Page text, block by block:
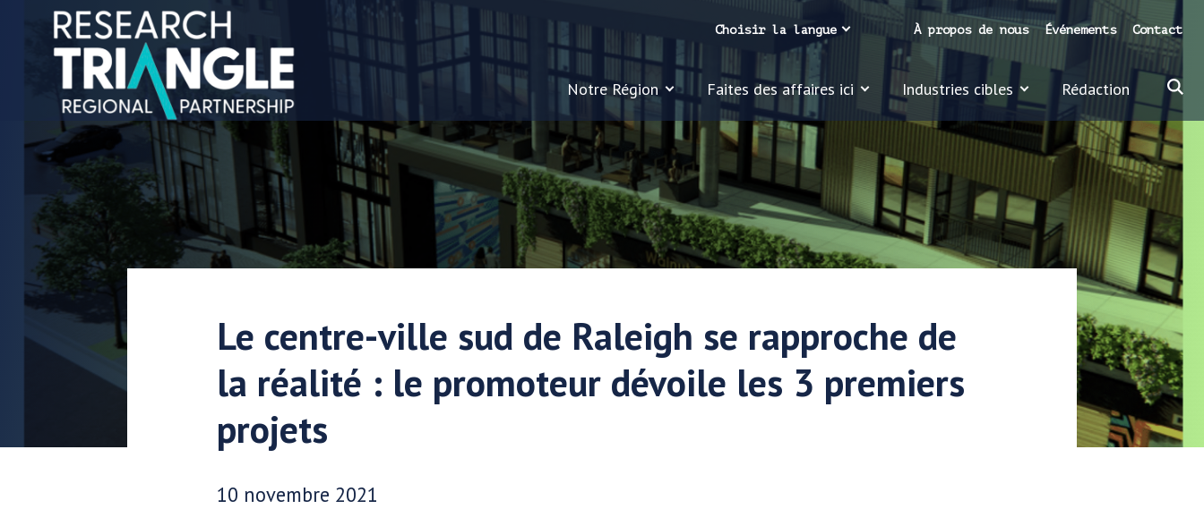
Aller au contenu
Notre Région Faites des affaires ici Industries cibles Rédaction
À propos de nous Événements Contact
Choisir la langue
Le centre-ville sud de Raleigh se rapproche de
la réalité : le promoteur dévoile les 3 premiers
projets
Date publiée:
10 novembre 2021